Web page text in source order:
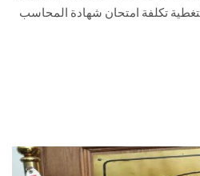
لتغطية تكلفة امتحان شهادة المحاسب